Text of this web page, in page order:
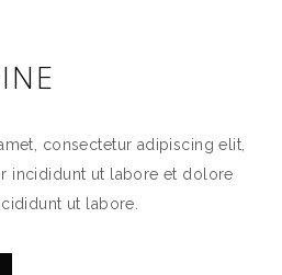
consectetur adipiscing elit,
incididunt ut labore et dolore
ut labore.